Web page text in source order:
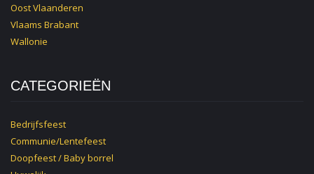
Oost Vlaanderen
Vlaams Brabant
Wallonie
CATEGORIEËN
Bedrijfsfeest
Communie/Lentefeest
Doopfeest / Baby borrel